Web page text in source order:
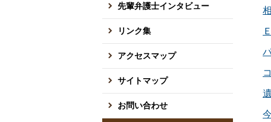
先輩弁護士インタビュー
リンク集
アクセスマップ
サイトマップ
お問い合わせ